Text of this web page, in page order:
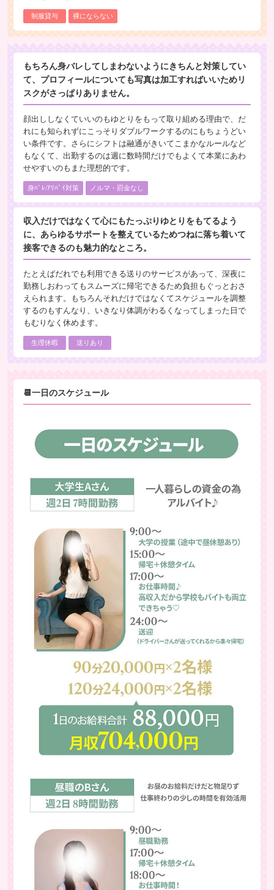
制服貸与 裸にならない
もちろん身バレしてしまわないようにきちんと対策してい
て、プロフィールについても写真は加工すればいいためリ
スクがさっぱりありません。
顔出ししなくていいのもゆとりをもって取り組める理由で、だ
れにも知られずにこっそりダブルワークするのにもちょうどい
い条件です。さらにシフトは融通がきいてこまかなルールなど
もなくて、出勤するのは週に数時間だけでもよくて本業にあわ
せやすいのもまた理想的です。
身ﾊﾞﾚ/ｱﾘﾊﾞｲ対策 ノルマ・罰金なし
収入だけではなくて心にもたっぷりゆとりをもてるよう
に、あらゆるサポートを整えているためつねに落ち着いて
接客できるのも魅力的なところ。
たとえばだれでも利用できる送りのサービスがあって、深夜に
勤務しおわってもスムーズに帰宅できるため負担もぐっとおさ
えられます。もちろんそれだけではなくてスケジュールを調整
するのもすんなり、いきなり体調がわるくなってしまった日で
もむりなく休めます。
生理休暇 送りあり
📆一日のスケジュール